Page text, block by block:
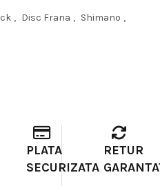
, Disc Frana , Shimano ,
PLATA
SECURIZATA
RETUR